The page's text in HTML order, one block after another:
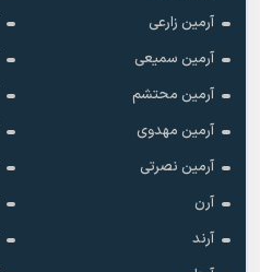
آرمین زارعی
آرمین سمیعی
آرمین محتشم
آرمین مهدوی
آرمین نصرتی
آرن
آرند